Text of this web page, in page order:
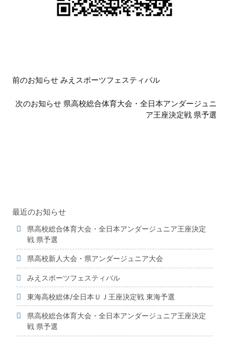
後
お
前のお知らせ みえスポーツフェスティバル
次のお知らせ 県高校総合体育大会・全日本アンダージュニ
ア王座決定戦 県予選
最近のお知らせ
県高校総合体育大会・全日本アンダージュニア王座決定
戦 県予選
県高校新人大会・県アンダージュニア大会
みえスポーツフェスティバル
東海高校総体/全日本ＵＪ王座決定戦 東海予選
県高校総合体育大会・全日本アンダージュニア王座決定
戦 県予選